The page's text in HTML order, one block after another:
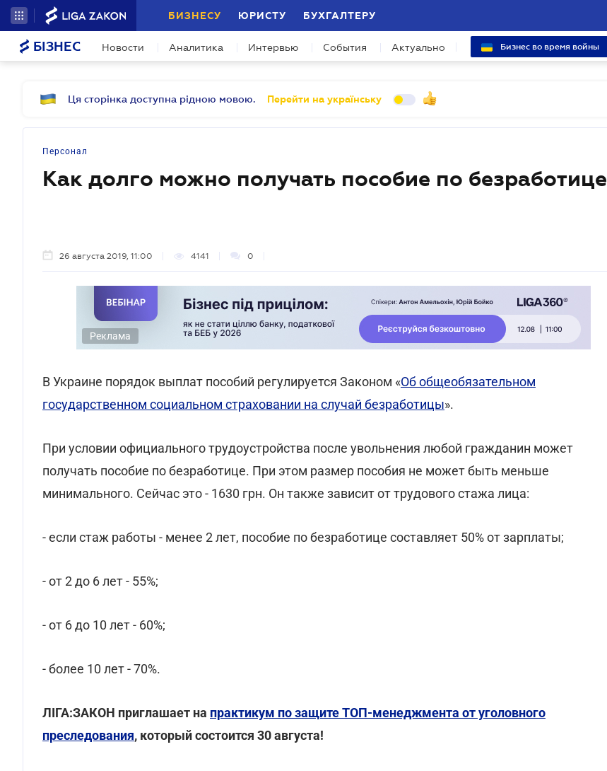
БИЗНЕСУ ЮРИСТУ БУХГАЛТЕРУ
БІЗНЕС Новости Аналитика Интервью События Актуально Бизнес во время войны
Ця сторінка доступна рідною мовою. Перейти на українську
Персонал
Как долго можно получать пособие по безработице
26 августа 2019, 11:00 4141 0
Реклама
В Украине порядок выплат пособий регулируется Законом «Об общеобязательном
государственном социальном страховании на случай безработицы».
При условии официального трудоустройства после увольнения любой гражданин может
получать пособие по безработице. При этом размер пособия не может быть меньше
минимального. Сейчас это - 1630 грн. Он также зависит от трудового стажа лица:
- если стаж работы - менее 2 лет, пособие по безработице составляет 50% от зарплаты;
- от 2 до 6 лет - 55%;
- от 6 до 10 лет - 60%;
- более 10 лет - 70%.
ЛІГА:ЗАКОН приглашает на практикум по защите ТОП-менеджмента от уголовного
преследования, который состоится 30 августа!